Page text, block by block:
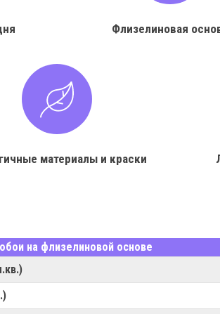
Флизелиновая
материалы и краски
на флизелиновой основе